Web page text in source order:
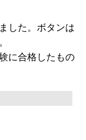
した。ボタンは
に合格したもの